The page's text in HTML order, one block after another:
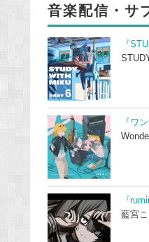
音楽配信・サ
『
『ワ
『
藍宮